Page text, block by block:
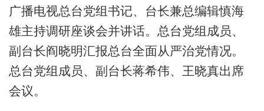
广播电视总台党组书记、台长兼总编辑慎海
雄主持调研座谈会并讲话。总台党组成员、
副台长阎晓明汇报总台全面从严治党情况。
总台党组成员、副台长蒋希伟、王晓真出席
会议。